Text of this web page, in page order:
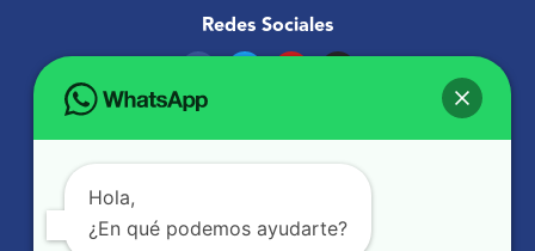
Redes Sociales
F
c
e
o
o
T
e
r
Y
b
e
I
g
r
Avenida Tecnológico 30 Sur Querétaro, Qro.
atencionaclientes@servimexauto.mx
442 216 1855
Hola,
¿En qué podemos ayudarte?